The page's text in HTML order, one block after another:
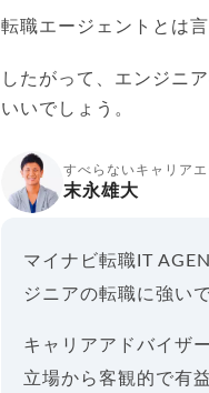
転職エージェントとは
したがって、エンジニ
いいでしょう。
すべらないキャリア
末永雄大
マイナビ転職IT
ジニアの転職に強いで
キャリアアドバイザ
立場から客観的で有